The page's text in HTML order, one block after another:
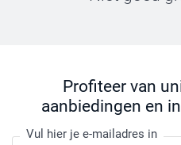
Profiteer van
aanbiedingen en
Vul hier je e-mailadres in